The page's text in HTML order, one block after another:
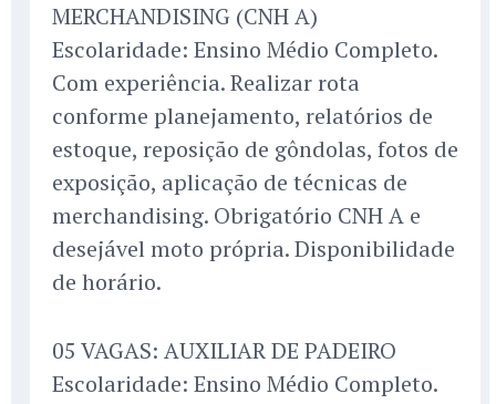
MERCHANDISING (CNH A)
Escolaridade: Ensino Médio Completo.
Com experiência. Realizar rota
conforme planejamento, relatórios de
estoque, reposição de gôndolas, fotos de
exposição, aplicação de técnicas de
merchandising. Obrigatório CNH A e
desejável moto própria. Disponibilidade
de horário.
05 VAGAS: AUXILIAR DE PADEIRO
Escolaridade: Ensino Médio Completo.